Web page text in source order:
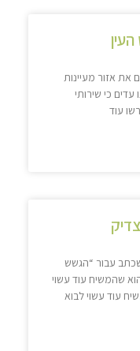
את אזור מעיינות
עדים כי שירותי
עוד
שכתב עבור “הגשש
שהמשיח עוד עשוי
עוד עשוי לבוא